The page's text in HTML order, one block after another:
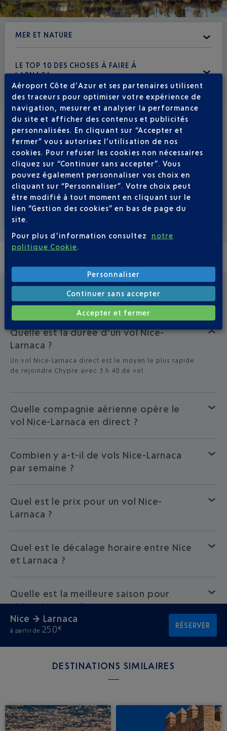
Nice → Larnaca
à partir de 250€ RÉSERVER
MER ET NATURE
LE TOP 10 DES CHOSES À FAIRE À
LARNACA
QUESTIONS FRÉQUEMMENT POSÉES
Quelle est la durée d’un vol Nice-
Larnaca ?
Un vol Nice-Larnaca direct est le moyen le plus rapide
de rejoindre Chypre avec 3 h 40 de vol.
Quelle compagnie aérienne opère le
vol Nice-Larnaca en direct ?
Combien y a-t-il de vols Nice-Larnaca
par semaine ?
Quel est le prix pour un vol Nice-
Larnaca ?
Quel est le décalage horaire entre Nice
et Larnaca ?
Quelle est la meilleure saison pour
visiter Larnaca ?
DESTINATIONS SIMILAIRES
Aéroport Côte d’Azur et ses partenaires utilisent
des traceurs pour optimiser votre expérience de
navigation, mesurer et analyser la performance
du site et afficher des contenus et publicités
personnalisées. En cliquant sur “Accepter et
fermer” vous autorisez l’utilisation de nos
cookies. Pour refuser les cookies non nécessaires
cliquez sur “Continuer sans accepter”. Vous
pouvez également personnaliser vos choix en
cliquant sur “Personnaliser”. Votre choix peut
être modifié à tout moment en cliquant sur le
lien “Gestion des cookies” en bas de page du
site.
Pour plus d’information consultez
notre
politique Cookie
Personnaliser
Continuer sans accepter
Accepter et fermer